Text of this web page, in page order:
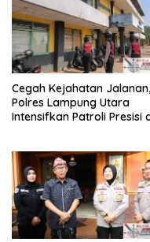
Cegah Kejahatan Jalanan,
Polres Lampung Utara
Intensifkan Patroli Presisi